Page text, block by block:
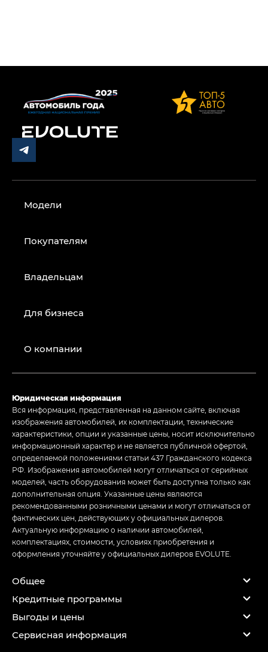
Модели
Покупателям
Владельцам
Для бизнеса
О компании
Юридическая информация
Вся информация, представленная на данном сайте, включая
изображения автомобилей, их комплектации, технические
характеристики, опции и указанные цены, носит исключительно
информационный характер и не является публичной офертой,
определяемой положениями статьи 437 Гражданского кодекса
РФ. Изображения автомобилей могут отличаться от серийных
моделей, часть оборудования может быть доступна только как
дополнительная опция. Указанные цены являются
рекомендованными розничными ценами и могут отличаться от
фактических цен, действующих у официальных дилеров.
Актуальную информацию о наличии автомобилей,
комплектациях, стоимости, условиях приобретения и
оформления уточняйте у официальных дилеров EVOLUTE.
Общее
Кредитные программы
Выгоды и цены
Сервисная информация